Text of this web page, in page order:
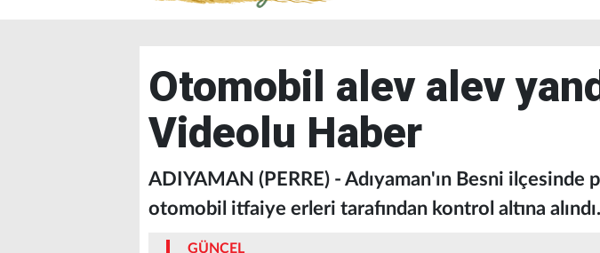
Otomobil alev alev
Videolu Haber
ADIYAMAN (PERRE) - Adıyaman'ın Besni ilçesinde
otomobil itfaiye erleri tarafından kontrol altına alındı.
GÜNCEL